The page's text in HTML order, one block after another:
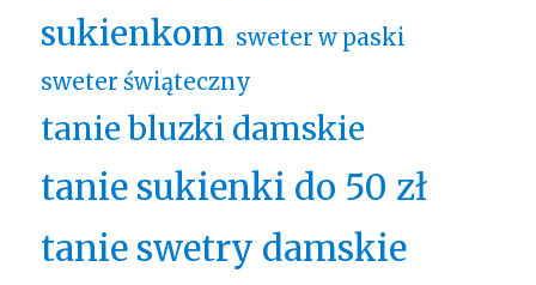
sukienkom sweter w paski
sweter świąteczny
tanie bluzki damskie
tanie sukienki do 50 zł
tanie swetry damskie